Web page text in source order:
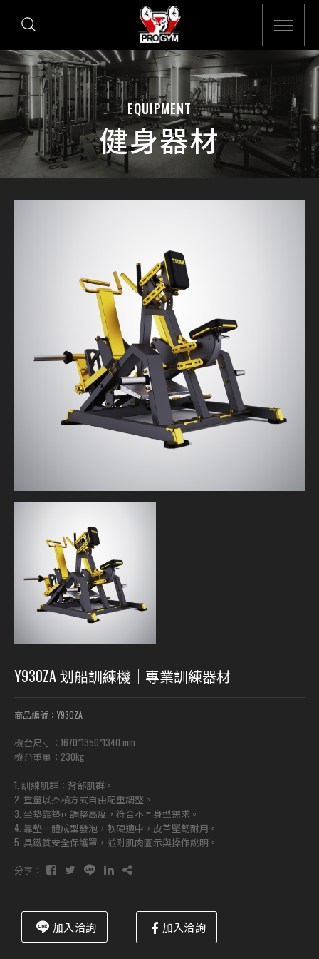
EQUIPMENT
健身器材
Y930ZA 划船訓練機｜專業訓練器材
商品編號：Y930ZA
機台尺寸：1670*1350*1340 mm
機台重量：230kg
1. 訓練肌群：背部肌群。
2. 重量以掛槓方式自由配重調整。
3. 坐墊靠墊可調整高度，符合不同身型需求。
4. 靠墊一體成型發泡，軟硬適中，皮革堅韌耐用。
5. 具鐵質安全保護罩，並附肌肉圖示與操作說明。
分享：
加入洽詢 加入洽詢